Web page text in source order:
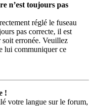
n’est toujours pas
réglé le fuseau
pas correcte, il est
soit erronée. Veuillez
lui communiquer ce
!
votre langue sur le forum,